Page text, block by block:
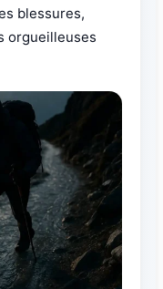
blessures,
orgueilleuses